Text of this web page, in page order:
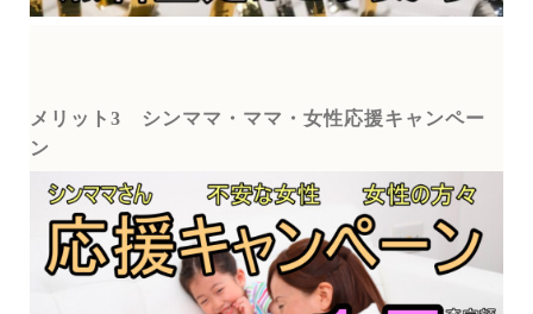
メリット3
シンママ・ママ・女性応援キャンペー
ン